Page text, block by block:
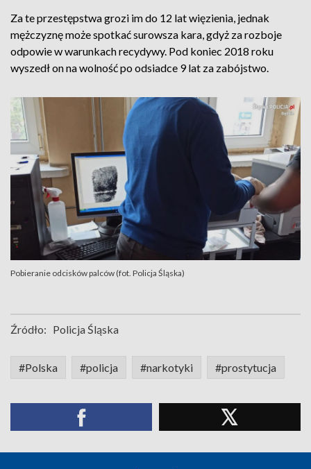
Za te przestępstwa grozi im do 12 lat więzienia, jednak
mężczyznę może spotkać surowsza kara, gdyż za rozboje
odpowie w warunkach recydywy. Pod koniec 2018 roku
wyszedł on na wolność po odsiadce 9 lat za zabójstwo.
Pobieranie odcisków palców (fot. Policja Śląska)
Źródło: Policja Śląska
#Polska #policja #narkotyki #prostytucja